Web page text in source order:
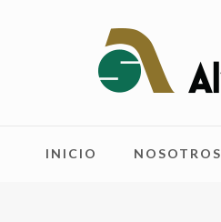
INICIO NOSOTROS